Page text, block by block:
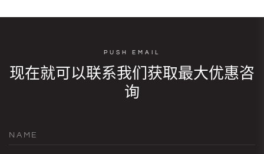
PUSH EMAIL
现在就可以联系我们获取最大优惠咨
询
NAME